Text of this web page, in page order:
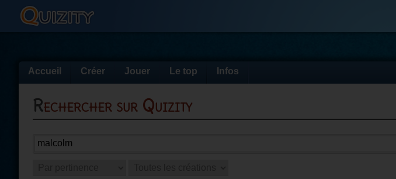
Accueil Créer Jouer Le top Infos
Rechercher sur Quizity